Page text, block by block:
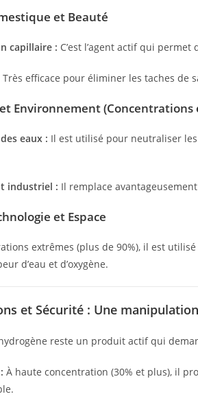
et Beauté
capillaire : C’est l’agent actif qui
Très efficace pour éliminer les taches de
Environnement (Concentrations
eaux : Il est utilisé pour neutraliser
industriel : Il remplace
et Espace
extrêmes (plus de 90%), il est
d’eau et d’oxygène.
et Sécurité : Une
reste un produit actif qui
À haute concentration (30% et plus), il